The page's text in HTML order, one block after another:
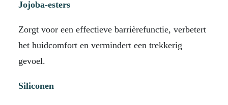
Jojoba-esters
Zorgt voor een effectieve barrièrefunctie, verbetert
het huidcomfort en vermindert een trekkerig
gevoel.
Siliconen